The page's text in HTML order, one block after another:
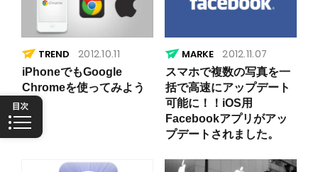
TREND 2012.10.11
iPhoneでもGoogle
Chromeを使ってみよう
2012.11.07
スマホで複数の写真を一
括で高速にアップデート
可能に！！iOS用
Facebookアプリがアッ
プデートされました。